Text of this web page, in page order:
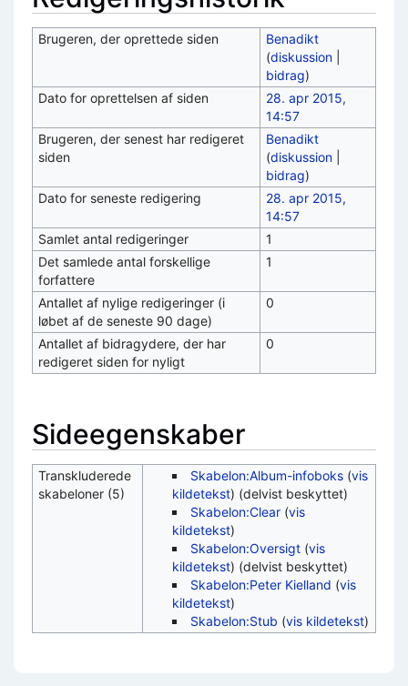
Brugeren, der oprettede siden
Benadikt
(diskussion|
bidrag)
Dato for oprettelsen af siden
28. apr 2015,
14:57
Brugeren, der senest har redigeret
siden
Benadikt
(diskussion|
bidrag)
Dato for seneste redigering
28. apr 2015,
14:57
Samlet antal redigeringer
1
Det samlede antal forskellige
forfattere
1
Antallet af nylige redigeringer (i
løbet af de seneste 90 dage)
0
Antallet af bidragydere, der har
redigeret siden for nyligt
0
Sideegenskaber
Transkluderede
skabeloner (5)
Skabelon:Album-infoboks (vis
kildetekst) (delvist beskyttet)
Skabelon:Clear (vis
kildetekst)
Skabelon:Oversigt (vis
kildetekst) (delvist beskyttet)
Skabelon:Peter Kielland (vis
kildetekst)
Skabelon:Stub (vis kildetekst)